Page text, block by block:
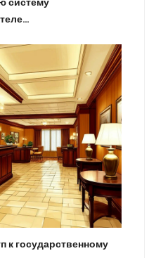
к государственному